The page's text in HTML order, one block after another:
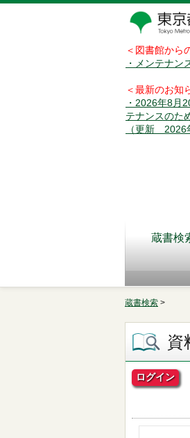
＜図書館から
・メンテナン
＜最新のお知
・2026年8月
テナンスのた
（更新 2026
蔵書検
蔵書検索 >
資
ログイン